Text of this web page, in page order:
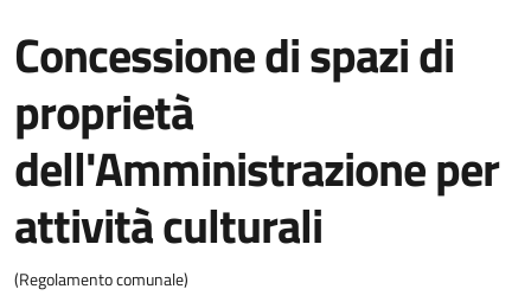
Concessione di spazi di
proprietà
dell'Amministrazione per
attività culturali
(Regolamento comunale)